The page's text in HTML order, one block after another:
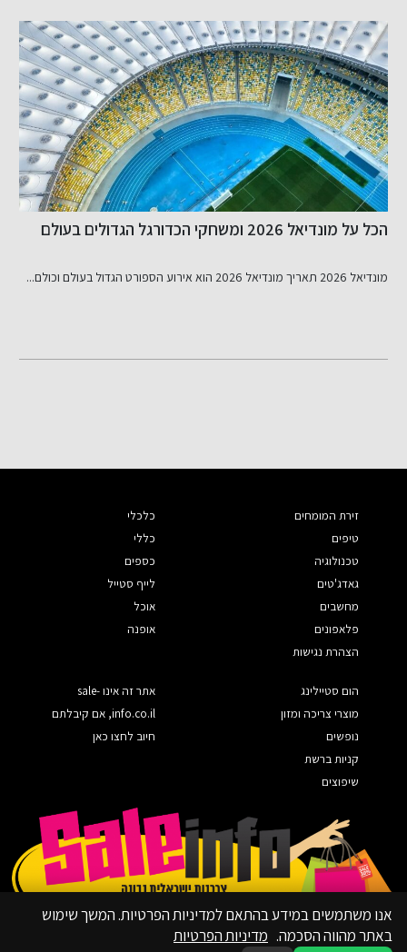
הכל על מונדיאל 2026 ומשחקי הכדורגל הגדולים בעולם
מונדיאל 2026 תאריך מונדיאל 2026 הוא אירוע הספורט הגדול בעולם וכולם...
זירת המומחים
טיפים
טכנולוגיה
גאדג'טים
מחשבים
פלאפונים
הצהרת נגישות
כלכלי
כללי
כספים
לייף סטייל
אוכל
אופנה
הום סטיילינג
מוצרי צריכה ומזון
נופשים
קניות ברשת
שיפוצים
אתר זה אינו sale-
info.co.il, אם קיבלתם
חיוב לחצו כאן
אנו משתמשים במידע בהתאם למדיניות הפרטיות. המשך שימוש
באתר מהווה הסכמה. מדיניות הפרטיות